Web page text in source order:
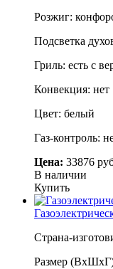
Розжиг:
Подсветка
Гриль: есть с
Конвекция: нет
Цвет: белый
Газ-контроль:
Цена: 33876
В наличии
Купить
Страна-
Размер